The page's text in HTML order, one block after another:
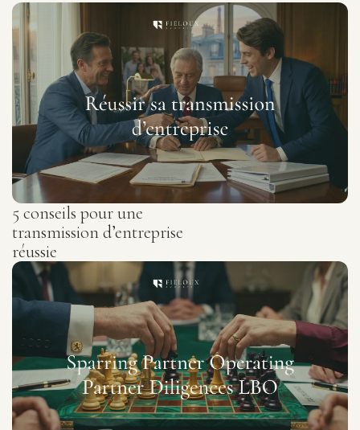
5 conseils pour une
transmission d’entreprise
réussie